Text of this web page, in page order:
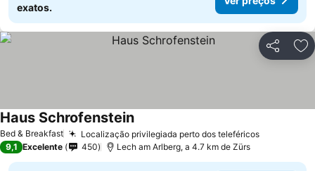
exatos.
Partilhar
Bed & Breakfast Localização privilegiada perto dos teleféricos
Haus Schrofenstein
9,1 Excelente 450 Lech am Arlberg, a 4.7 km de Zürs